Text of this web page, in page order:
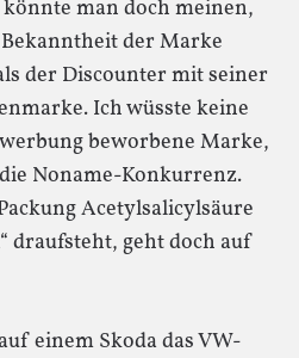
man doch meinen,
der Marke
der Discounter mit seiner
Ich wüsste keine
beworbene Marke,
Noname-Konkurrenz.
Acetylsalicylsäure
draufsteht, geht doch auf
einem Skoda das VW-